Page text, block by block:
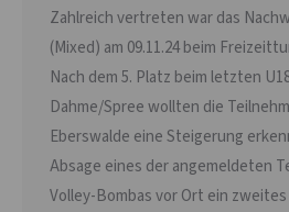
Zahlreich vertreten war das
(Mixed) am 09.11.24 beim
Nach dem 5. Platz beim letzten
Dahme/Spree wollten die
Eberswalde eine Steigerung
Absage eines der angemeldeten
Volley-Bombas vor Ort ein